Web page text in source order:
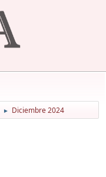
► Diciembre 2024